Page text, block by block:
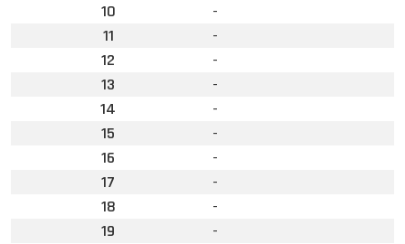
10
-
11
-
12
-
13
-
14
-
15
-
16
-
17
-
18
-
19
-